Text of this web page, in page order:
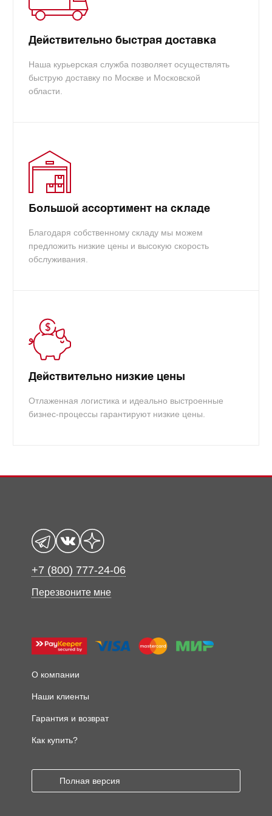
Действительно быстрая доставка
Наша курьерская служба позволяет осуществлять
быструю доставку по Москве и Московской
области.
Большой ассортимент на складе
Благодаря собственному складу мы можем
предложить низкие цены и высокую скорость
обслуживания.
Действительно низкие цены
Отлаженная логистика и идеально выстроенные
бизнес-процессы гарантируют низкие цены.
+7 (800) 777-24-06
Перезвоните мне
О компании
Наши клиенты
Гарантия и возврат
Как купить?
Полная версия